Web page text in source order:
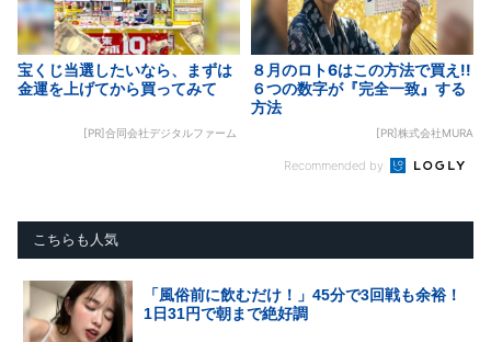
宝くじ当選したいなら、まずは
金運を上げてから買ってみて
[PR]合同会社デジタルファーム
８月のロト6はこの方法で買え!!
６つの数字が『完全一致』する
方法
[PR]株式会社MURA
Recommended by
こちらも人気
「風俗前に飲むだけ！」45分で3回戦も余裕！
1日31円で朝まで絶好調